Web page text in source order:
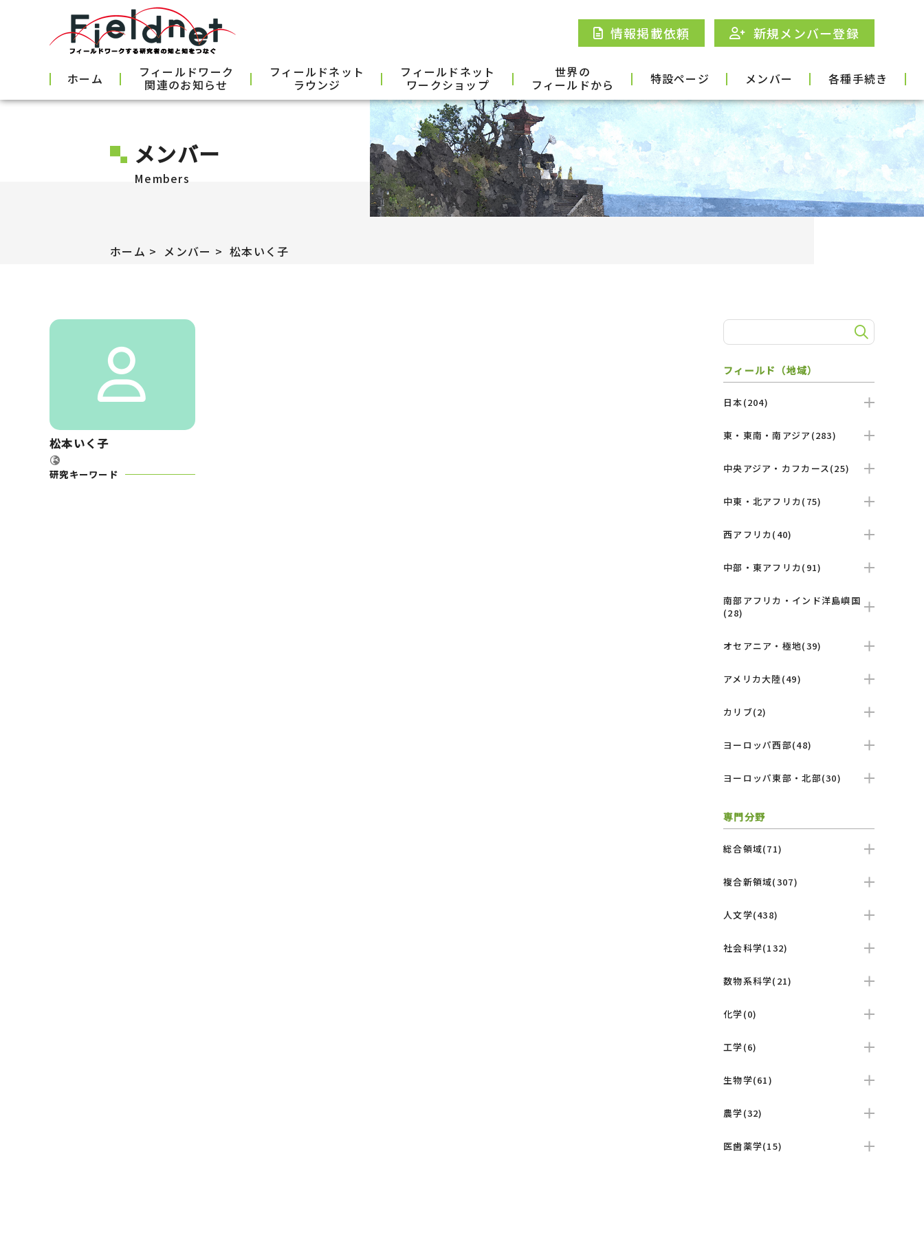
情報掲載依頼 新規メンバー登録
ホーム フィールドワーク
関連のお知らせ
フィールドネット
ラウンジ
フィールドネット
ワークショップ
世界の
フィールドから 特設ページ メンバー 各種手続き
メンバー
Members
ホーム メンバー 松本いく子
松本いく子
研究キーワード
フィールド（地域）
日本(204)
東・東南・南アジア(283)
中央アジア・カフカース(25)
中東・北アフリカ(75)
西アフリカ(40)
中部・東アフリカ(91)
南部アフリカ・インド洋島嶼国
(28)
オセアニア・極地(39)
アメリカ大陸(49)
カリブ(2)
ヨーロッパ西部(48)
ヨーロッパ東部・北部(30)
専門分野
総合領域(71)
複合新領域(307)
人文学(438)
社会科学(132)
数物系科学(21)
化学(0)
工学(6)
生物学(61)
農学(32)
医歯薬学(15)